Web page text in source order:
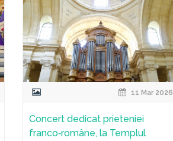
11 Mar 2026
Concert dedicat prieteniei
franco‑române, la Templul